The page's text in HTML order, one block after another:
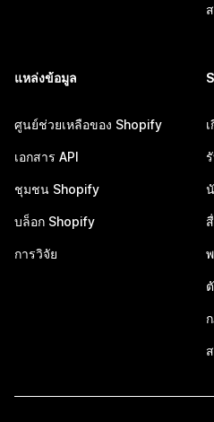
แหล่งข้อมูล
ศูนย์ช่วยเหลือของ Shopify
เอกสาร API
ชุมชน Shopify
บล็อก Shopify
การวิจัย